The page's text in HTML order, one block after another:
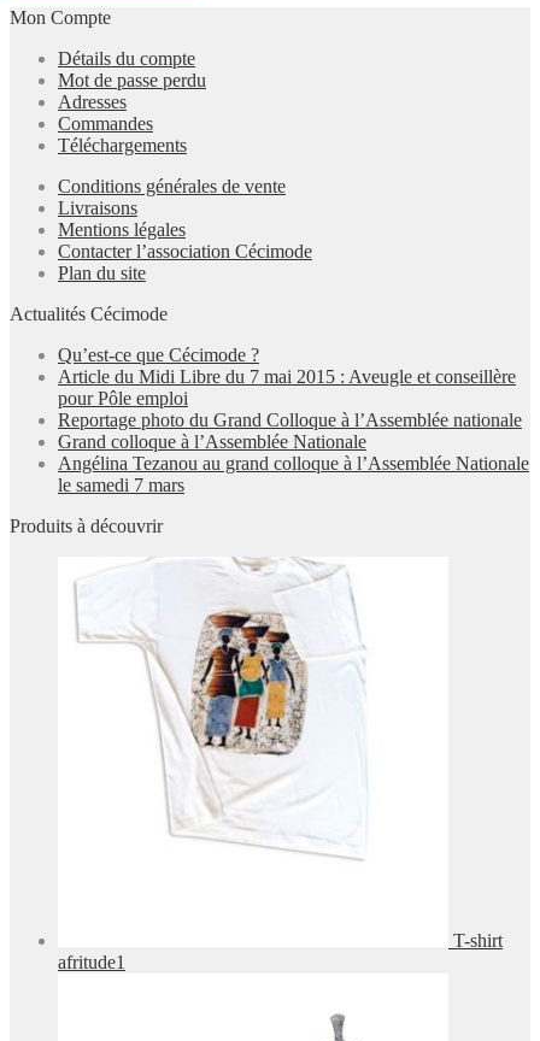
Mon Compte
Détails du compte
Mot de passe perdu
Adresses
Commandes
Téléchargements
Conditions générales de vente
Livraisons
Mentions légales
Contacter l’association Cécimode
Plan du site
Actualités Cécimode
Qu’est-ce que Cécimode ?
Article du Midi Libre du 7 mai 2015 : Aveugle et conseillère
pour Pôle emploi
Reportage photo du Grand Colloque à l’Assemblée nationale
Grand colloque à l’Assemblée Nationale
Angélina Tezanou au grand colloque à l’Assemblée Nationale
le samedi 7 mars
Produits à découvrir
T-shirt
afritude1